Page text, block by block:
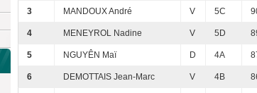
3 MANDOUX André V 5C
4 MENEYROL Nadine V 5D
5 NGUYÊN Maï D 4A
6 DEMOTTAIS Jean-Marc V 4B